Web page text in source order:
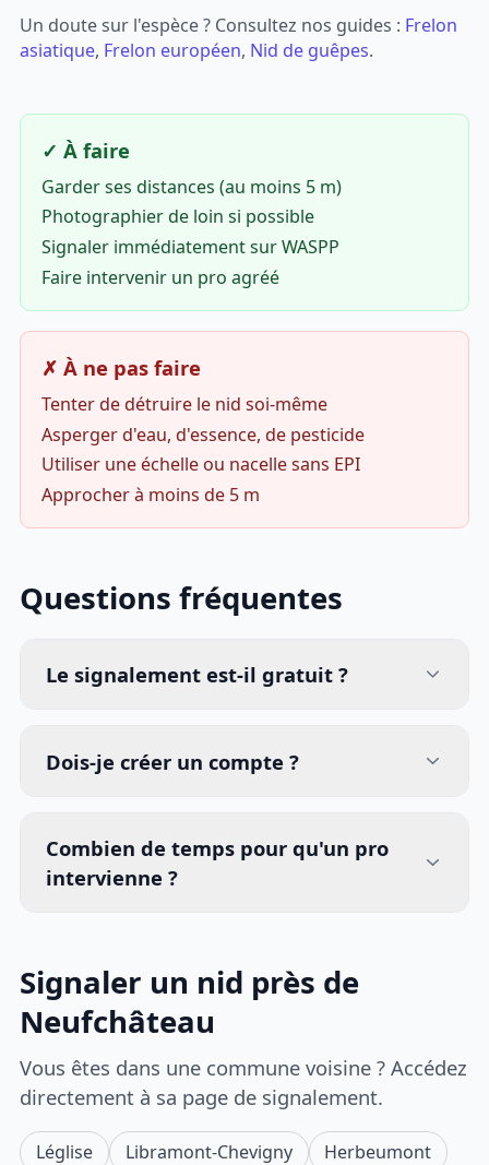
Un doute sur l'espèce ? Consultez nos guides : Frelon
asiatique, Frelon européen, Nid de guêpes.
✓ À faire
Garder ses distances (au moins 5 m)
Photographier de loin si possible
Signaler immédiatement sur WASPP
Faire intervenir un pro agréé
✗ À ne pas faire
Tenter de détruire le nid soi-même
Asperger d'eau, d'essence, de pesticide
Utiliser une échelle ou nacelle sans EPI
Approcher à moins de 5 m
Questions fréquentes
Le signalement est-il gratuit ?
Dois-je créer un compte ?
Combien de temps pour qu'un pro
intervienne ?
Signaler un nid près de
Neufchâteau
Vous êtes dans une commune voisine ? Accédez
directement à sa page de signalement.
Léglise Libramont-Chevigny
Herbeumont